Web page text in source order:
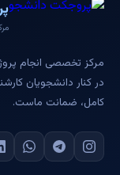
مرکز تخصصی انجام
در کنار دانشجویان
کامل، ضمانت ماست.